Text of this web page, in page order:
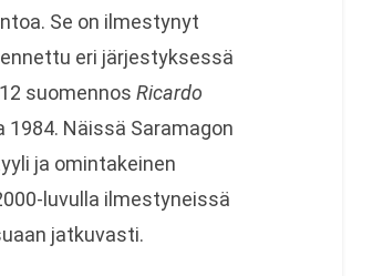
Se on ilmestynyt
eri järjestyksessä
suomennos Ricardo
Näissä Saramagon
ja omintakeinen
luvulla ilmestyneissä
jatkuvasti.